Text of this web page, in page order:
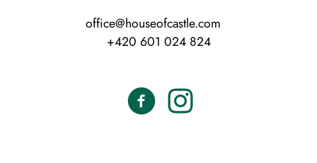
office@houseofcastle.com
+420 601 024 824